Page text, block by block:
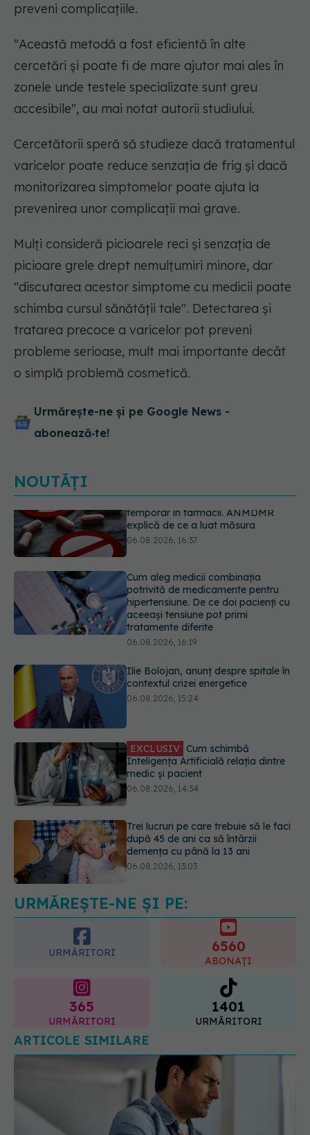
preveni complicațiile.
"Această metodă a fost eficientă în alte
cercetări și poate fi de mare ajutor mai ales în
zonele unde testele specializate sunt greu
accesibile", au mai notat autorii studiului.
Cercetătorii speră să studieze dacă tratamentul
varicelor poate reduce senzația de frig și dacă
monitorizarea simptomelor poate ajuta la
prevenirea unor complicații mai grave.
Mulți consideră picioarele reci și senzația de
picioare grele drept nemulțumiri minore, dar
"discutarea acestor simptome cu medicii poate
schimba cursul sănătății tale". Detectarea și
tratarea precoce a varicelor pot preveni
probleme serioase, mult mai importante decât
o simplă problemă cosmetică.
Urmărește-ne și pe Google News -
abonează‑te!
NOUTĂȚI
Cum aleg medicii combinația
potrivită de medicamente pentru
tratamente diferite
06.08.2026, 16:19
Ilie Bolojan, anunț despre spitale în
contextul crizei energetice
EXCLUSIV Cum schimbă
06.08.2026, 14:34
Trei lucruri pe care trebuie să le faci
după 45 de ani ca să întârzii
Colebil și Panzcebil, blocate
temporar în farmacii. ANMDMR
06.08.2026, 16:37
URMĂREȘTE-NE ȘI PE:
URMĂRITORI 6560
ABONAȚI
365
URMĂRITORI
1401
URMĂRITORI
ARTICOLE SIMILARE